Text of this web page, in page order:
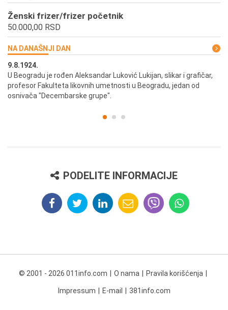
Ženski frizer/frizer početnik
50.000,00 RSD
NA DANAŠNJI DAN
9.8.1924.
U Beogradu je rođen Aleksandar Luković Lukijan, slikar i grafičar,
profesor Fakulteta likovnih umetnosti u Beogradu, jedan od
osnivača "Decembarske grupe".
PODELITE INFORMACIJE
© 2001 - 2026 011info.com O nama Pravila korišćenja
Impressum E-mail 381info.com